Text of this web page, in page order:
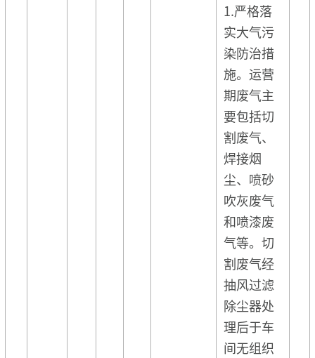
1.严格落
实大气污
染防治措
施。运营
期废气主
要包括切
割废气、
焊接烟
尘、喷砂
吹灰废气
和喷漆废
气等。切
割废气经
抽风过滤
除尘器处
理后于车
间无组织